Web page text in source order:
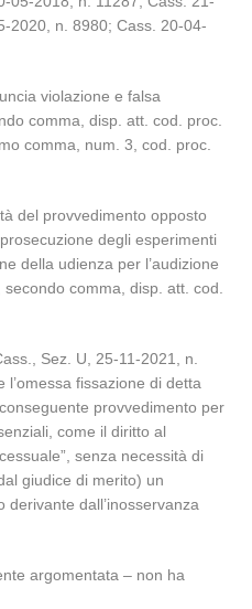
2020, n. 8980; Cass. 20-04-
violazione e falsa
comma, disp. att. cod. proc.
comma, num. 3, cod. proc.
del provvedimento opposto
degli esperimenti
della udienza per l’audizione
comma, disp. att. cod.
Sez. U, 25-11-2021, n.
fissazione di detta
provvedimento per
come il diritto al
senza necessità di
giudice di merito) un
dall’inosservanza
argomentata – non ha